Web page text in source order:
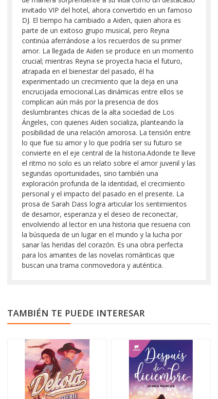
invitado VIP del hotel, ahora convertido en un famoso
DJ. El tiempo ha cambiado a Aiden, quien ahora es
parte de un exitoso grupo musical, pero Reyna
continúa aferrándose a los recuerdos de su primer
amor. La llegada de Aiden se produce en un momento
crucial; mientras Reyna se proyecta hacia el futuro,
atrapada en el bienestar del pasado, él ha
experimentado un crecimiento que la deja en una
encrucijada emocional.Las dinámicas entre ellos se
complican aún más por la presencia de dos
deslumbrantes chicas de la alta sociedad de Los
Ángeles, con quienes Aiden socializa, planteando la
posibilidad de una relación amorosa. La tensión entre
lo que fue su amor y lo que podría ser su futuro se
convierte en el eje central de la historia.Adonde te lleve
el ritmo no solo es un relato sobre el amor juvenil y las
segundas oportunidades, sino también una
exploración profunda de la identidad, el crecimiento
personal y el impacto del pasado en el presente. La
prosa de Sarah Dass logra articular los sentimientos
de desamor, esperanza y el deseo de reconectar,
envolviendo al lector en una historia que resuena con
la búsqueda de un lugar en el mundo y la lucha por
sanar las heridas del corazón. Es una obra perfecta
para los amantes de las novelas románticas que
buscan una trama conmovedora y auténtica.
TAMBIÉN TE PUEDE INTERESAR